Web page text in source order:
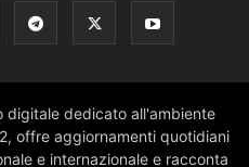
digitale dedicato all'ambiente
offre aggiornamenti quotidiani
e internazionale e racconta